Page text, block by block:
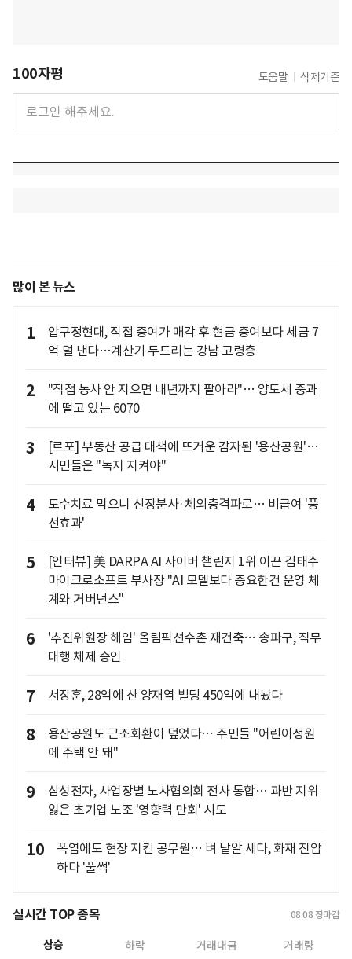
100자평 도움말 삭제기준
많이 본 뉴스
1
압구정현대, 직접 증여가 매각 후 현금 증여보다 세금 7
억 덜 낸다…계산기 두드리는 강남 고령층
2
"직접 농사 안 지으면 내년까지 팔아라"… 양도세 중과
에 떨고 있는 6070
3
[르포] 부동산 공급 대책에 뜨거운 감자된 '용산공원'…
시민들은 "녹지 지켜야"
4
도수치료 막으니 신장분사·체외충격파로… 비급여 '풍
선효과'
5
[인터뷰] 美 DARPA AI 사이버 챌린지 1위 이끈 김태수
마이크로소프트 부사장 "AI 모델보다 중요한건 운영 체
계와 거버넌스"
6
'추진위원장 해임' 올림픽선수촌 재건축… 송파구, 직무
대행 체제 승인
7 서장훈, 28억에 산 양재역 빌딩 450억에 내놨다
8
용산공원도 근조화환이 덮었다… 주민들 "어린이정원
에 주택 안 돼"
9
삼성전자, 사업장별 노사협의회 전사 통합… 과반 지위
잃은 초기업 노조 '영향력 만회' 시도
10
폭염에도 현장 지킨 공무원… 벼 낱알 세다, 화재 진압
하다 '풀썩'
실시간 TOP 종목 08.08 장마감
상승 하락 거래대금 거래량